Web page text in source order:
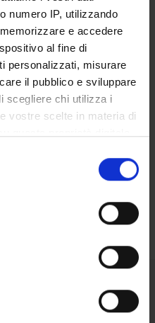
numero IP, utilizzando
e accedere
al fine di
personalizzati, misurare
il pubblico e sviluppare
scegliere chi utilizza i
vostre scelte in materia di
consenso in qualsiasi
sui cookie o facendo clic
sulla tua posizione
di qualche
scansionandolo